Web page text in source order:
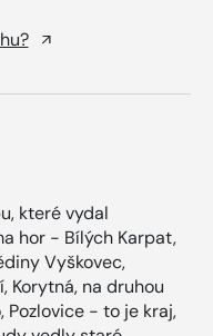
které vydal
hor - Bílých Karpat,
Vyškovec,
Korytná, na druhou
Pozlovice - to je kraj,